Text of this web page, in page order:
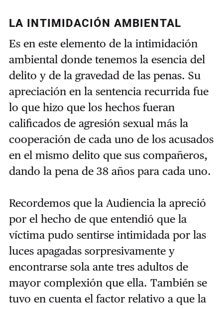
LA INTIMIDACIÓN AMBIENTAL
Es en este elemento de la intimidación
ambiental donde tenemos la esencia del
delito y de la gravedad de las penas. Su
apreciación en la sentencia recurrida fue
lo que hizo que los hechos fueran
calificados de agresión sexual más la
cooperación de cada uno de los acusados
en el mismo delito que sus compañeros,
dando la pena de 38 años para cada uno.
Recordemos que la Audiencia la apreció
por el hecho de que entendió que la
víctima pudo sentirse intimidada por las
luces apagadas sorpresivamente y
encontrarse sola ante tres adultos de
mayor complexión que ella. También se
tuvo en cuenta el factor relativo a que la